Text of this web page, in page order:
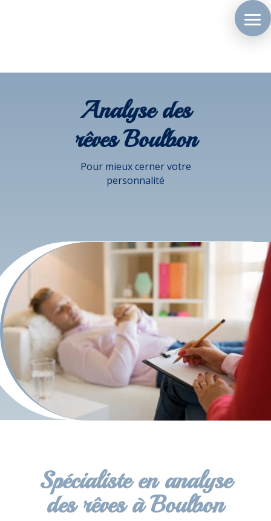
Analyse des
rêves Boulbon
Pour mieux cerner votre
personnalité
Spécialiste en analyse
des rêves à Boulbon